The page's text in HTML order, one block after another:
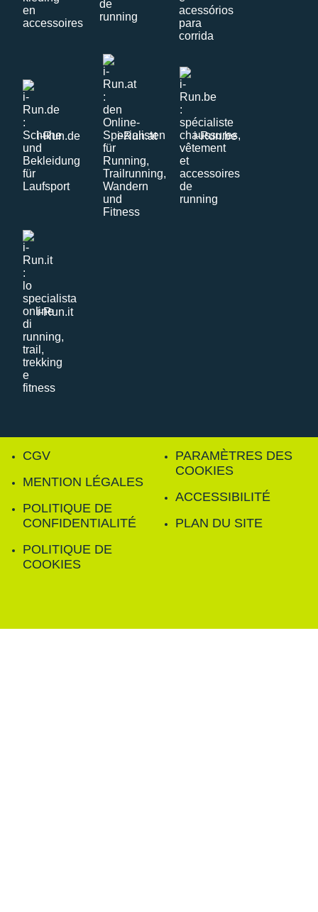
i-Run.de i-Run.at i-Run.be
i-Run.it
CGV
MENTION LÉGALES
POLITIQUE DE
CONFIDENTIALITÉ
POLITIQUE DE
COOKIES
PARAMÈTRES DES
COOKIES
ACCESSIBILITÉ
PLAN DU SITE